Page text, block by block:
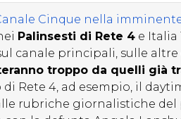
Cinque nella
Palinsesti di Rete 4 e Italia
canale principali, sulle altre
troppo da quelli già
Rete 4, ad esempio, il
rubriche giornalistiche del